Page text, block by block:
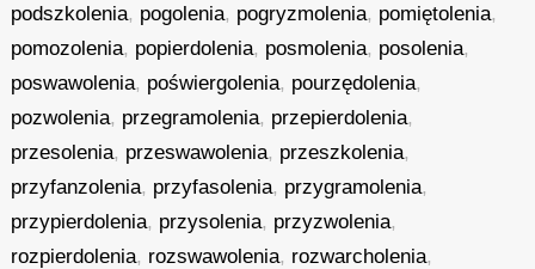
podszkolenia, pogolenia, pogryzmolenia, pomiętolenia,
pomozolenia, popierdolenia, posmolenia, posolenia,
poswawolenia, poświergolenia, pourzędolenia,
pozwolenia, przegramolenia, przepierdolenia,
przesolenia, przeswawolenia, przeszkolenia,
przyfanzolenia, przyfasolenia, przygramolenia,
przypierdolenia, przysolenia, przyzwolenia,
rozpierdolenia, rozswawolenia, rozwarcholenia,